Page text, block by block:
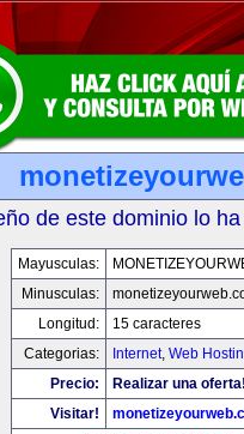
de este dominio lo
Mayusculas:
Minusculas:
Longitud:
15 caracteres
Categorias:
Internet, Web
Precio:
Realizar una
Visitar!